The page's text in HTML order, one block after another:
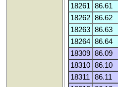
18261
86.61
18262 86.62
18263 86.63
18264 86.64
18309 86.09
18310 86.10
18311
86.11